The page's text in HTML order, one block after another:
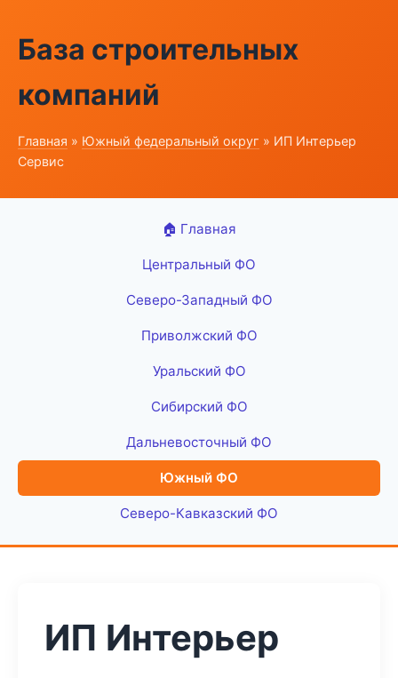
База строительных
компаний
Главная » Южный федеральный округ » ИП Интерьер
Сервис
🏠 Главная
Центральный ФО
Северо-Западный ФО
Приволжский ФО
Уральский ФО
Сибирский ФО
Дальневосточный ФО
Южный ФО
Северо-Кавказский ФО
ИП Интерьер